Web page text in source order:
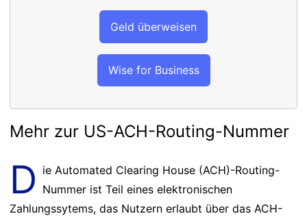
Geld überweisen
Wise for Business
Mehr zur US-ACH-Routing-Nummer
D ie Automated Clearing House (ACH)-Routing-
Nummer ist Teil eines elektronischen
Zahlungssytems, das Nutzern erlaubt über das ACH-